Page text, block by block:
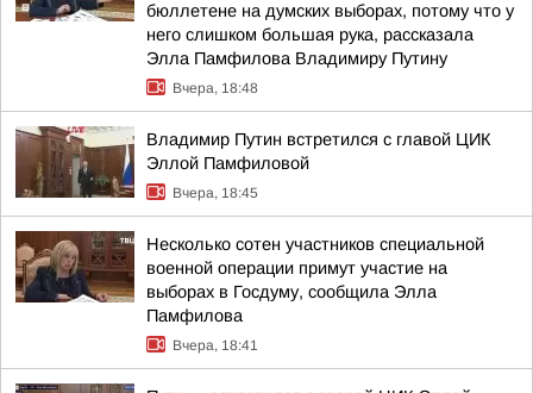
бюллетене на думских выборах, потому что у
него слишком большая рука, рассказала
Элла Памфилова Владимиру Путину
Вчера, 18:48
Владимир Путин встретился с главой ЦИК
Эллой Памфиловой
Вчера, 18:45
Несколько сотен участников специальной
военной операции примут участие на
выборах в Госдуму, сообщила Элла
Памфилова
Вчера, 18:41